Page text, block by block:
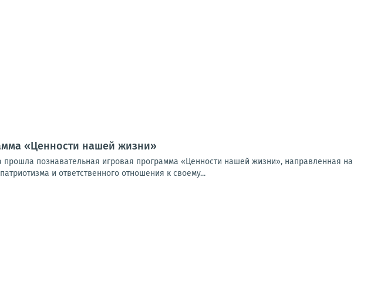
«Ценности нашей жизни»
прошла познавательная игровая программа «Ценности нашей жизни», направленная на
и ответственного отношения к своему...